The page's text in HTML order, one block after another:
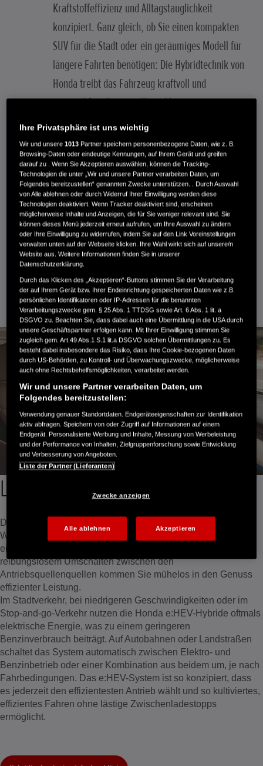
Kraftstoffeffizienz und Alltagstauglichkeit
konzipiert. Ganz gleich, ob Sie einen kompakten
SUV für die Stadt oder ein geräumiges Modell für
längere Fahrten benötigen: Die Hybridtechnik von
Honda treibt das Fahrzeug kraftvoll und
ansprechfreudig an, während bequemes
Wechseln zwischen Elektro- und Benzinantrieb
ein hohes Maß an Flexibilität bietet.
Im Folgenden beleuchten wir, warum Honda
Hybrid-SUVs so beliebt sind.
ZURÜCK ZUM BLOG
Leistung und Effizienz für jede Reise
Die Hybrid-SUVs von Honda bieten das Beste aus beiden
Welten – Motor- und Elektroantrieb – und ermöglichen somit
ein sanftes, reaktionsschnelles Fahrgefühl. Dank
reibungslosem Umschalten zwischen den
Antriebsquellenquellen kommen Sie mühelos in den Genuss
effizienter Leistung.
Im Stadtverkehr, bei niedrigeren Geschwindigkeiten oder im
Stop-and-go-Verkehr nutzen die Honda e:HEV-Hybride oftmals
elektrische Energie, was zu einem geringeren
Benzinverbrauch beiträgt. Auf Autobahnen oder Landstraßen
schaltet das System automatisch zwischen Elektro- und
Benzinbetrieb oder einer Kombination aus beidem um, je nach
Fahrbedingungen. Das e:HEV-System ist so konzipiert, dass
es jederzeit den effizientesten Antrieb wählt und so kultiviertes,
effizientes Fahren ohne lästige Zwischenladestopps
ermöglicht.
Ihre Privatsphäre ist uns wichtig
Wir und unsere1013 Partner speichern personenbezogene Daten, wie z. B.
Browsing-Daten oder eindeutige Kennungen, auf Ihrem Gerät und greifen
darauf zu . Wenn Sie Akzeptieren auswählen, können die Tracking-
Technologien die unter „Wir und unsere Partner verarbeiten Daten, um
Folgendes bereitzustellen“ genannten Zwecke unterstützen. . Durch Auswahl
von Alle ablehnen oder durch Widerruf Ihrer Einwilligung werden diese
Technologien deaktiviert. Wenn Tracker deaktiviert sind, erscheinen
möglicherweise Inhalte und Anzeigen, die für Sie weniger relevant sind. Sie
können dieses Menü jederzeit erneut aufrufen, um Ihre Auswahl zu ändern
oder Ihre Einwilligung zu widerrufen, indem Sie auf den Link Voreinstellungen
verwalten unten auf der Webseite klicken. Ihre Wahl wirkt sich auf unsere/n
Website aus. Weitere Informationen finden Sie in unserer
Datenschutzerklärung.
Durch das Klicken des „Akzeptieren“-Buttons stimmen Sie der Verarbeitung
der auf Ihrem Gerät bzw. Ihrer Endeinrichtung gespeicherten Daten wie z.B.
persönlichen Identifikatoren oder IP-Adressen für die benannten
Verarbeitungszwecke gem. § 25 Abs. 1 TTDSG sowie Art. 6 Abs. 1 lit. a
DSGVO zu. Beachten Sie, dass dabei auch eine Übermittlung in die USA durch
unsere Geschäftspartner erfolgen kann. Mit Ihrer Einwilligung stimmen Sie
zugleich gem. Art.49 Abs.1 S.1 lit.a DSGVO solchen Übermittlungen zu. Es
besteht dabei insbesondere das Risiko, dass Ihre Cookie-bezogenen Daten
durch US-Behörden, zu Kontroll- und Überwachungszwecke, möglicherweise
auch ohne Rechtsbehelfsmöglichkeiten, verarbeitet werden.
Wir und unsere Partner verarbeiten Daten, um
Folgendes bereitzustellen:
Verwendung genauer Standortdaten. Endgeräteeigenschaften zur Identifikation
aktiv abfragen. Speichern von oder Zugriff auf Informationen auf einem
Endgerät. Personalisierte Werbung und Inhalte, Messung von Werbeleistung
und der Performance von Inhalten, Zielgruppenforschung sowie Entwicklung
und Verbesserung von Angeboten.
Liste der Partner (Lieferanten)
Zwecke anzeigen
Alle ablehnen Akzeptieren